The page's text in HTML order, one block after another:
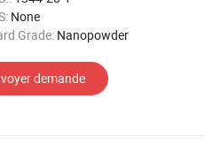
None
Grade: Nanopowder
demande